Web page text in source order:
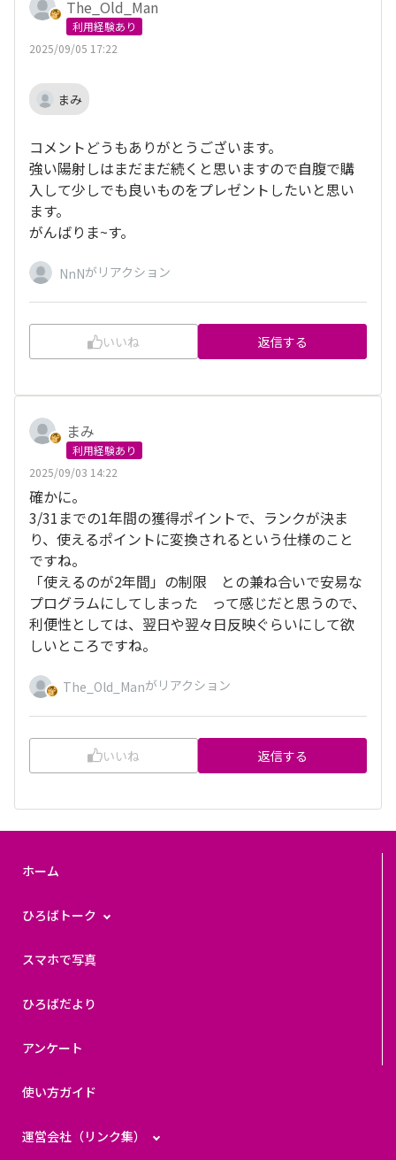
The_Old_Man
利用経験あり
2025/09/05 17:22
まみ
コメントどうもありがとうございます。
強い陽射しはまだまだ続くと思いますので自腹で購
入して少しでも良いものをプレゼントしたいと思い
ます。
がんばりま~す。
NnNがリアクション
いいね 返信する
まみ
利用経験あり
2025/09/03 14:22
確かに。
3/31までの1年間の獲得ポイントで、ランクが決ま
り、使えるポイントに変換されるという仕様のこと
ですね。
「使えるのが2年間」の制限 との兼ね合いで安易な
プログラムにしてしまった って感じだと思うので、
利便性としては、翌日や翌々日反映ぐらいにして欲
しいところですね。
The_Old_Manがリアクション
いいね 返信する
ホーム
ひろばトーク
スマホで写真
ひろばだより
アンケート
使い方ガイド
運営会社（リンク集）